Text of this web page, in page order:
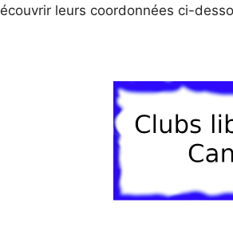
leurs coordonnées ci-